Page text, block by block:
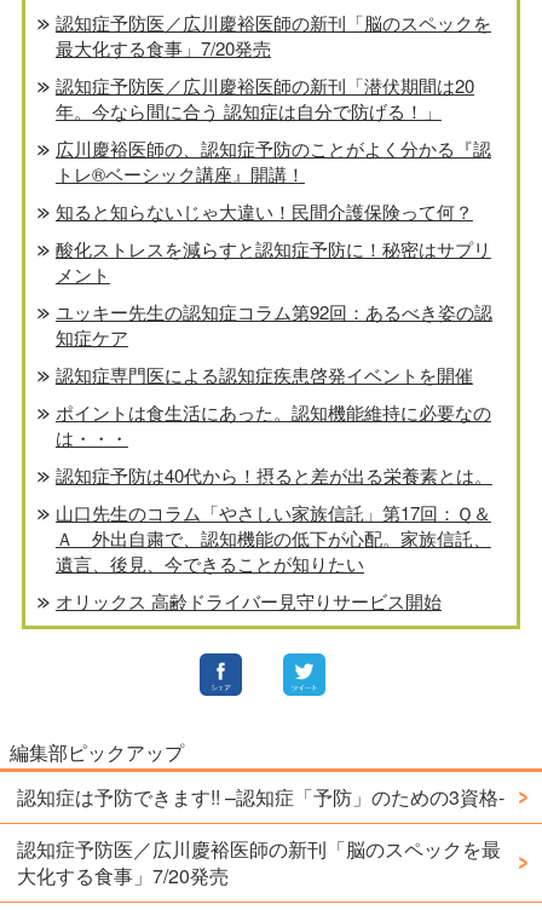
認知症予防医／広川慶裕医師の新刊「脳のスペックを
最大化する食事」7/20発売
認知症予防医／広川慶裕医師の新刊「潜伏期間は20
年。今なら間に合う 認知症は自分で防げる！」
広川慶裕医師の、認知症予防のことがよく分かる『認
トレ®️ベーシック講座』開講！
知ると知らないじゃ大違い！民間介護保険って何？
酸化ストレスを減らすと認知症予防に！秘密はサプリ
メント
ユッキー先生の認知症コラム第92回：あるべき姿の認
知症ケア
認知症専門医による認知症疾患啓発イベントを開催
ポイントは食生活にあった。認知機能維持に必要なの
は・・・
認知症予防は40代から！摂ると差が出る栄養素とは。
山口先生のコラム「やさしい家族信託」第17回：Ｑ＆
Ａ 外出自粛で、認知機能の低下が心配。家族信託、
遺言、後見、今できることが知りたい
オリックス 高齢ドライバー見守りサービス開始
編集部ピックアップ
認知症は予防できます!! –認知症「予防」のための3資格-
認知症予防医／広川慶裕医師の新刊「脳のスペックを最
大化する食事」7/20発売